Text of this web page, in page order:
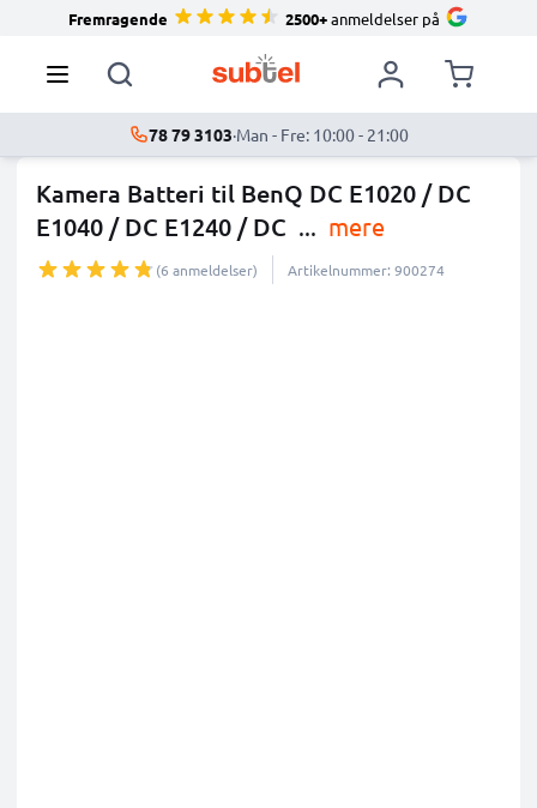
Fremragende 2500+anmeldelser på
78 79 3103·Man - Fre: 10:00 - 21:00
Kamera Batteri til BenQ DC E1020 / DC
E1040 / DC E1240 / DC ... mere
(6 anmeldelser) Artikelnummer: 900274